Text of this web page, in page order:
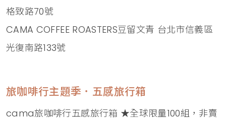
格致路70號
CAMA COFFEE ROASTERS豆留文青 台北市信義區
光復南路133號
旅咖啡行主題季．五感旅行箱
cama旅咖啡行五感旅行箱 ★全球限量100組，非賣